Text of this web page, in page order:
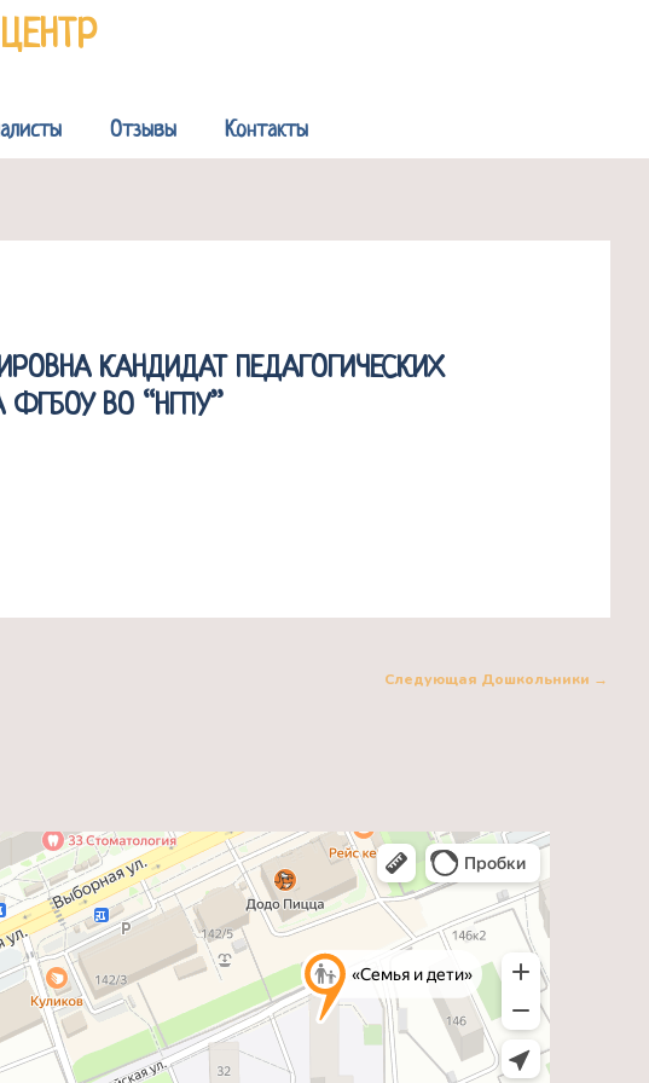
Отзывы Контакты
КАНДИДАТ ПЕДАГОГИЧЕСКИХ
ВО “НГПУ”
Следующая Дошкольники →